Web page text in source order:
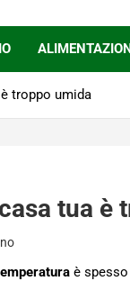
troppo umida
tua è
è